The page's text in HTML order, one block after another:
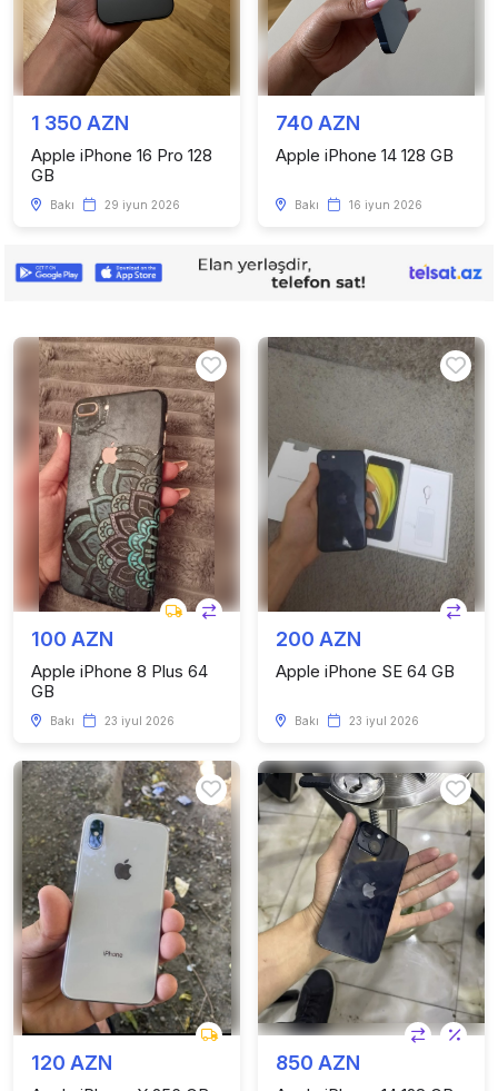
1 350 AZN
Apple iPhone 16 Pro 128
GB
Bakı 29 iyun 2026
740 AZN
Apple iPhone 14 128 GB
Bakı 16 iyun 2026
100 AZN
Apple iPhone 8 Plus 64
GB
Bakı 23 iyul 2026
200 AZN
Apple iPhone SE 64 GB
Bakı 23 iyul 2026
120 AZN 850 AZN